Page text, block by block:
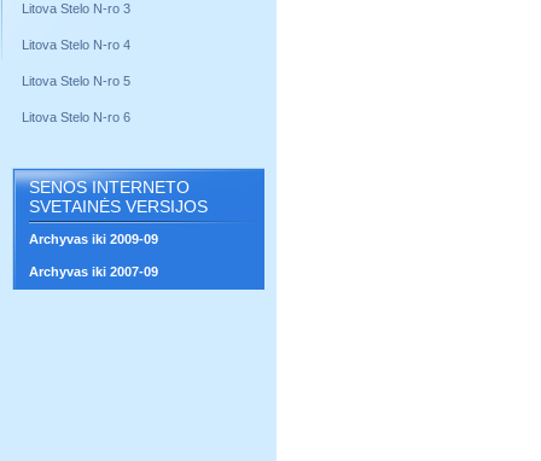
Litova Stelo N-ro 3
Litova Stelo N-ro 4
Litova Stelo N-ro 5
Litova Stelo N-ro 6
SENOS INTERNETO
SVETAINĖS VERSIJOS
Archyvas iki 2009-09
Archyvas iki 2007-09